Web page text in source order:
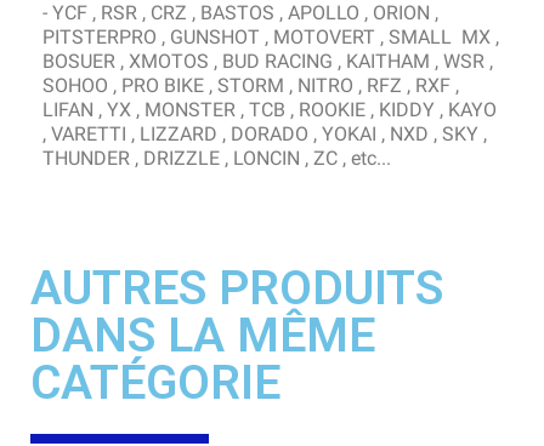
- YCF , RSR , CRZ , BASTOS , APOLLO , ORION ,
PITSTERPRO , GUNSHOT , MOTOVERT , SMALL MX ,
BOSUER , XMOTOS , BUD RACING , KAITHAM , WSR ,
SOHOO , PRO BIKE , STORM , NITRO , RFZ , RXF ,
LIFAN , YX , MONSTER , TCB , ROOKIE , KIDDY , KAYO
, VARETTI , LIZZARD , DORADO , YOKAI , NXD , SKY ,
THUNDER , DRIZZLE , LONCIN , ZC , etc...
AUTRES PRODUITS
DANS LA MÊME
CATÉGORIE